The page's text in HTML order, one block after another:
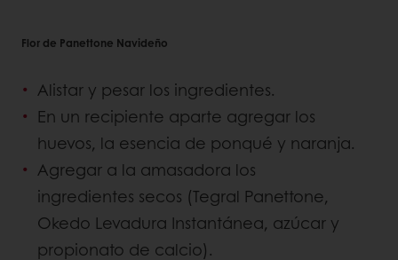
Flor de Panettone Navideño
Alistar y pesar los ingredientes.
En un recipiente aparte agregar los
huevos, la esencia de ponqué y naranja.
Agregar a la amasadora los
ingredientes secos (Tegral Panettone,
Okedo Levadura Instantánea, azúcar y
propionato de calcio).